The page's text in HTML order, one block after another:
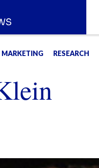
MARKETING RESEARCH